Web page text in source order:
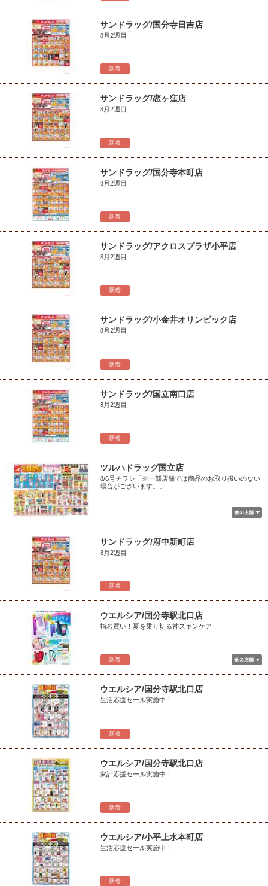
新着
サンドラッグ/国分寺日吉店
8月2週目
新着
サンドラッグ/恋ヶ窪店
8月2週目
新着
サンドラッグ/国分寺本町店
8月2週目
新着
サンドラッグ/アクロスプラザ小平店
8月2週目
新着
サンドラッグ/小金井オリンピック店
8月2週目
新着
サンドラッグ/国立南口店
8月2週目
ツルハドラッグ国立店
8/6号チラシ「※一部店舗では商品のお取り扱いのない
場合がございます。」
新着
サンドラッグ/府中新町店
8月2週目
新着
ウエルシア/国分寺駅北口店
指名買い！夏を乗り切る神スキンケア
新着
ウエルシア/国分寺駅北口店
生活応援セール実施中！
新着
ウエルシア/国分寺駅北口店
家計応援セール実施中！
新着
ウエルシア/小平上水本町店
生活応援セール実施中！